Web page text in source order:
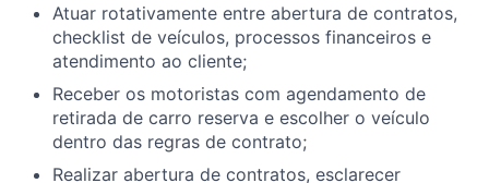
Atuar rotativamente entre abertura de contratos,
checklist de veículos, processos financeiros e
atendimento ao cliente;
Receber os motoristas com agendamento de
retirada de carro reserva e escolher o veículo
dentro das regras de contrato;
Realizar abertura de contratos, esclarecer